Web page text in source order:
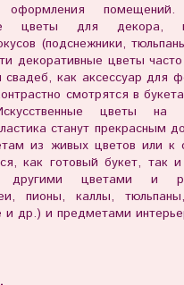
помещений.
цветы для декора,
(подснежники,
декоративные цветы
как аксессуар для
смотрятся в
цветы на
станут прекрасным
из живых цветов или к
как готовый букет, так
другими цветами и
пионы, каллы,
др.) и предметами